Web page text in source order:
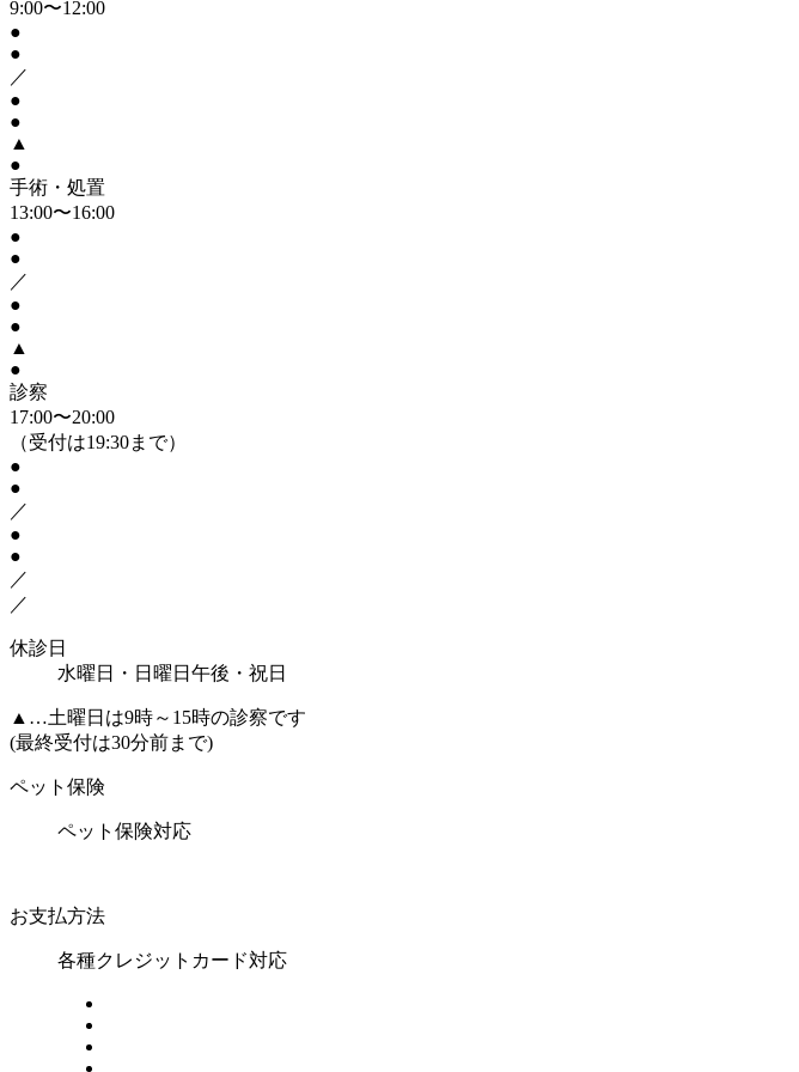
9:00〜12:00
●
●
／
●
●
▲
●
手術・処置
13:00〜16:00
●
●
／
●
●
▲
●
診察
17:00〜20:00
（受付は19:30まで）
●
●
／
●
●
／
／
休診日
水曜日・日曜日午後・祝日
▲ …土曜日は9時～15時の診察です
(最終受付は30分前まで)
ペット保険
ペット保険対応
お支払方法
各種クレジットカード対応